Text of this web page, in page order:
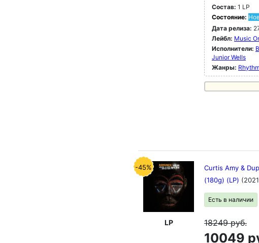
Состав: 1 LP
Состояние:
Дата релиза:
Лейбл: Music
Исполнители:
Junior Wells
Жанры:
-45%
LP
Curtis Amy &
(180g) (LP)
Есть в наличии
18249руб.
10049